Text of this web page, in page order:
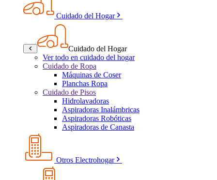
Cuidado del Hogar
Cuidado del Hogar
Ver todo en cuidado del hogar
Cuidado de Ropa
Máquinas de Coser
Planchas Ropa
Cuidado de Pisos
Hidrolavadoras
Aspiradoras Inalámbricas
Aspiradoras Robóticas
Aspiradoras de Canasta
Otros Electrohogar